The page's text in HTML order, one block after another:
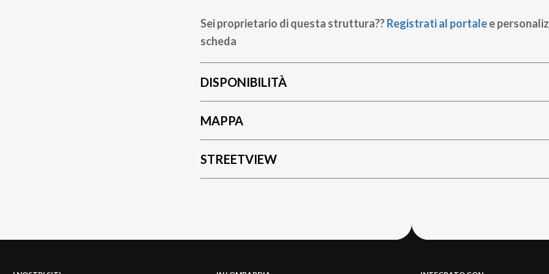
Sei proprietario di questa struttura??Registrati al portalee
scheda
DISPONIBILITÀ
MAPPA
STREETVIEW